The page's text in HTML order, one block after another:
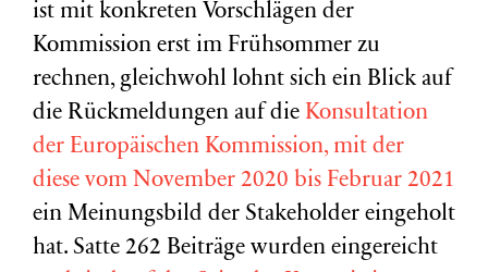
ist mit konkreten Vorschlägen der
Kommission erst im Frühsommer zu
rechnen, gleichwohl lohnt sich ein Blick auf
die Rückmeldungen auf die Konsultation
der Europäischen Kommission, mit der
diese vom November 2020 bis Februar 2021
ein Meinungsbild der Stakeholder eingeholt
hat. Satte 262 Beiträge wurden eingereicht